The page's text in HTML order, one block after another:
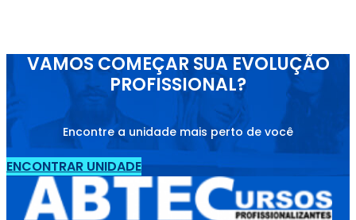
VAMOS COMEÇAR SUA EVOLUÇÃO
PROFISSIONAL?
Encontre a unidade mais perto de você
ENCONTRAR UNIDADE